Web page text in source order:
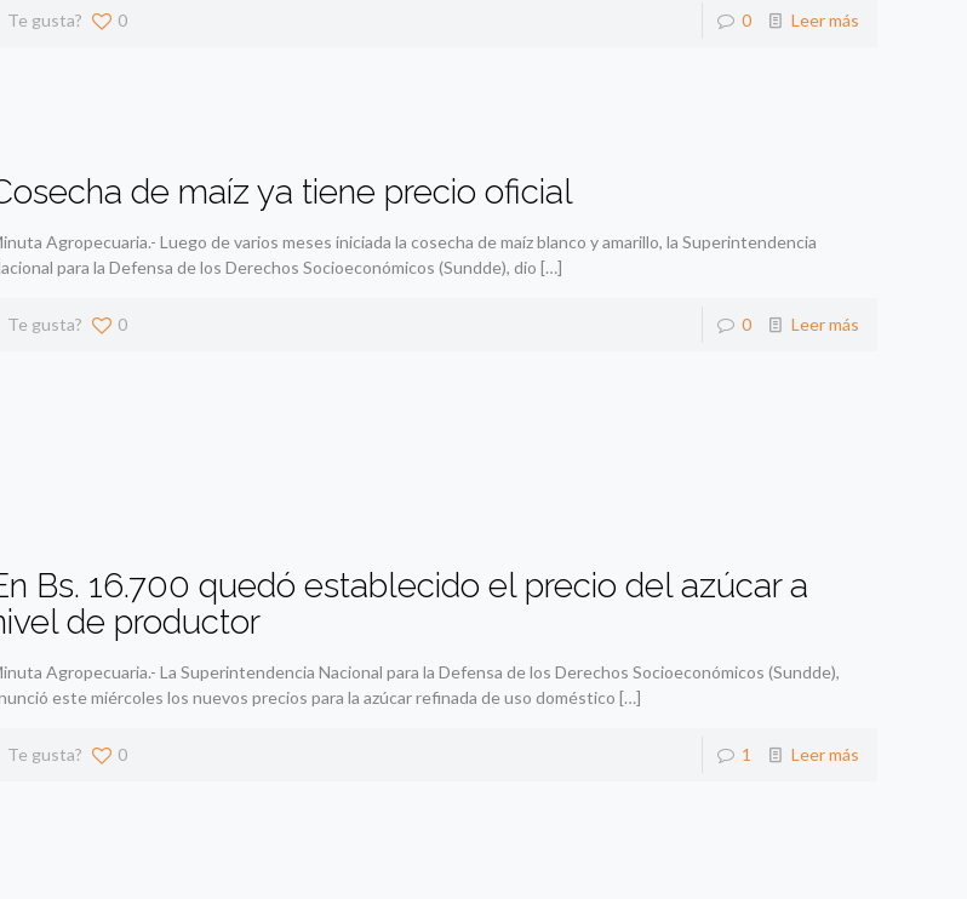
Te gusta? 0 0 Leer más
de maíz ya tiene precio oficial
Agropecuaria.- Luego de varios meses iniciada la cosecha de maíz blanco y amarillo, la Superintendencia
para la Defensa de los Derechos Socioeconómicos (Sundde), dio […]
Te gusta? 0 0 Leer más
Bs. 16.700 quedó establecido el precio del azúcar a
de productor
Agropecuaria.- La Superintendencia Nacional para la Defensa de los Derechos Socioeconómicos (Sundde),
este miércoles los nuevos precios para la azúcar refinada de uso doméstico […]
Te gusta? 0 1 Leer más